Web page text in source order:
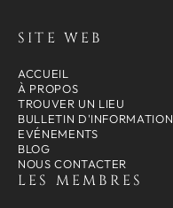
SITE WEB
ACCUEIL
À PROPOS
TROUVER UN LIEU
BULLETIN D'INFORMATION
EVÉNEMENTS
BLOG
NOUS CONTACTER
LES MEMBRES